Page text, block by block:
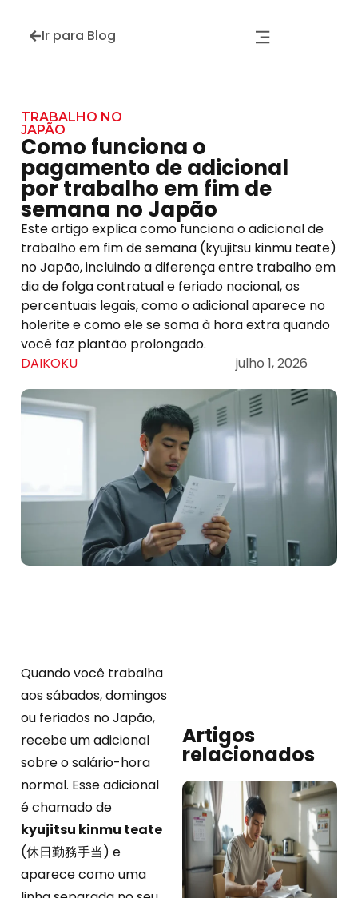
Ir para Blog
TRABALHO NO
JAPÃO
Como funciona o
pagamento de adicional
por trabalho em fim de
semana no Japão
Este artigo explica como funciona o adicional de
trabalho em fim de semana (kyujitsu kinmu teate)
no Japão, incluindo a diferença entre trabalho em
dia de folga contratual e feriado nacional, os
percentuais legais, como o adicional aparece no
holerite e como ele se soma à hora extra quando
você faz plantão prolongado.
DAIKOKU
julho 1, 2026
Quando você trabalha
aos sábados, domingos
ou feriados no Japão,
recebe um adicional
sobre o salário-hora
normal. Esse adicional
é chamado de
kyujitsu kinmu teate
(休日勤務手当) e
aparece como uma
Artigos
relacionados